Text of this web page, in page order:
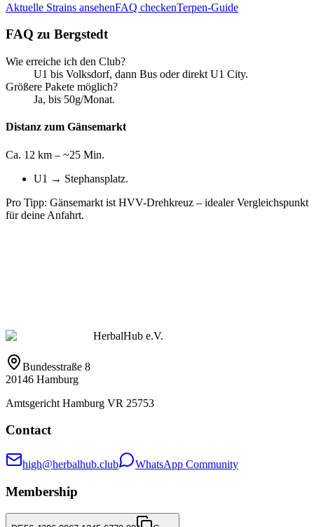
Aktuelle Strains ansehenFAQ checkenTerpen-Guide
FAQ zu Bergstedt
Wie erreiche ich den Club?
U1 bis Volksdorf, dann Bus oder direkt U1 City.
Größere Pakete möglich?
Ja, bis 50g/Monat.
Distanz zum Gänsemarkt
Ca. 12 km – ~25 Min.
U1 → Stephansplatz.
Pro Tipp: Gänsemarkt ist HVV-Drehkreuz – idealer Vergleichspunkt
für deine Anfahrt.
HerbalHub e.V.
Bundesstraße 8
20146 Hamburg
Amtsgericht Hamburg VR 25753
Contact
high@herbalhub.club WhatsApp Community
Membership